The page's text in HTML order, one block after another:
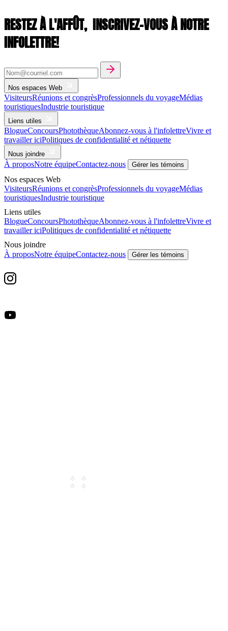
RESTEZ À L'AFFÛT, INSCRIVEZ-VOUS À NOTRE
INFOLETTRE!
Nos espaces Web
VisiteursRéunions et congrèsProfessionnels du voyageMédias
touristiquesIndustrie touristique
Liens utiles
BlogueConcoursPhotothèqueAbonnez-vous à l'infolettreVivre et
travailler iciPolitiques de confidentialité et nétiquette
Nous joindre
À proposNotre équipeContactez-nous Gérer les témoins
Nos espaces Web
VisiteursRéunions et congrèsProfessionnels du voyageMédias
touristiquesIndustrie touristique
Liens utiles
BlogueConcoursPhotothèqueAbonnez-vous à l'infolettreVivre et
travailler iciPolitiques de confidentialité et nétiquette
Nous joindre
À proposNotre équipeContactez-nous Gérer les témoins